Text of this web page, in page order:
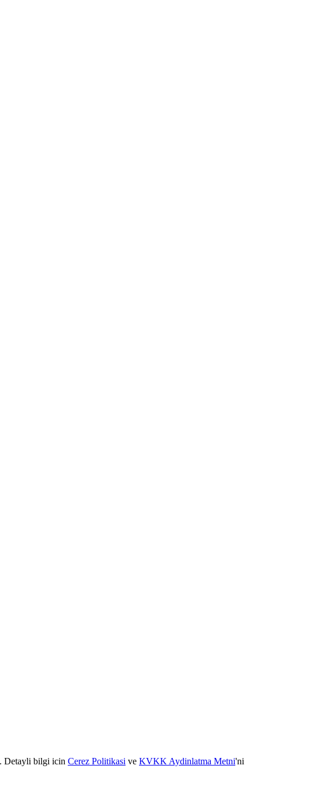
Detayli bilgi icin Cerez Politikasi ve KVKK Aydinlatma Metni'ni